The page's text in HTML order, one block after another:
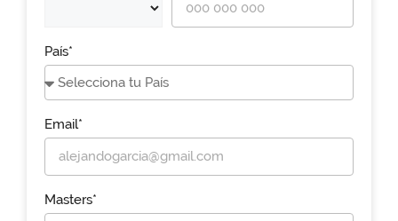
País*
Email*
Masters*